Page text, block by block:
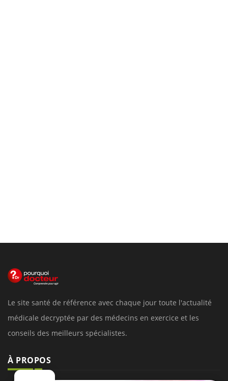
Le site santé de référence avec chaque jour toute l'actualité
médicale decryptée par des médecins en exercice et les
conseils des meilleurs spécialistes.
À PROPOS